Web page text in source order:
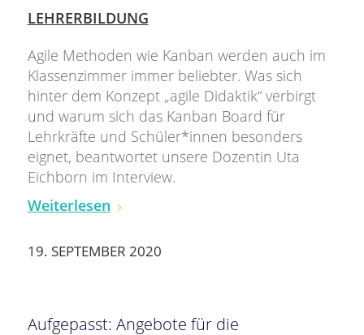
LEHRERBILDUNG
Agile Methoden wie Kanban werden auch im
Klassenzimmer immer beliebter. Was sich
hinter dem Konzept „agile Didaktik“ verbirgt
und warum sich das Kanban Board für
Lehrkräfte und Schüler*innen besonders
eignet, beantwortet unsere Dozentin Uta
Eichborn im Interview.
Weiterlesen
19. SEPTEMBER 2020
Aufgepasst: Angebote für die